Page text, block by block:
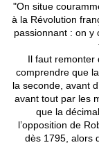
"On situe
à la Révolution
passionnant : on y
Il faut remonter
comprendre que
la seconde, avant
avant tout par les
que la
l’opposition de
dès 1795, alors